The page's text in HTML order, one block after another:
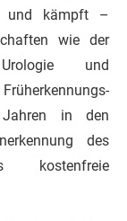
und kämpft –
wie der
und
in den
des
kostenfreie